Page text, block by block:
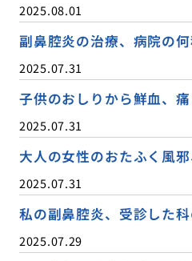
2025.08.01
副鼻腔炎の治療、病院の
2025.07.31
子供のおしりから鮮血、
2025.07.31
大人の女性のおたふく風
2025.07.31
私の副鼻腔炎、受診した
2025.07.29